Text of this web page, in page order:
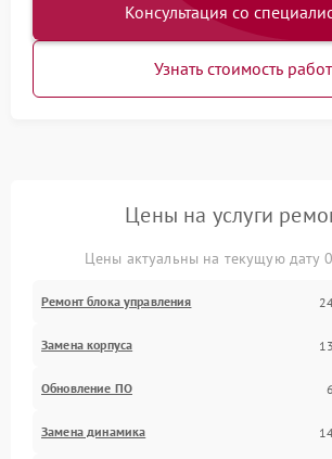
Консультация со
Узнать стоимость работ
Цены на услуги
Цены актуальны на текущую дату
Ремонт блока управления
Замена корпуса
Обновление ПО
Замена динамика